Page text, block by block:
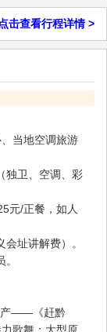
点击查看行程详情 >
当地空调旅游
独卫、空调、彩
元/正餐，如人
会址讲解费）。
产——《赶黔
歌舞；大型原